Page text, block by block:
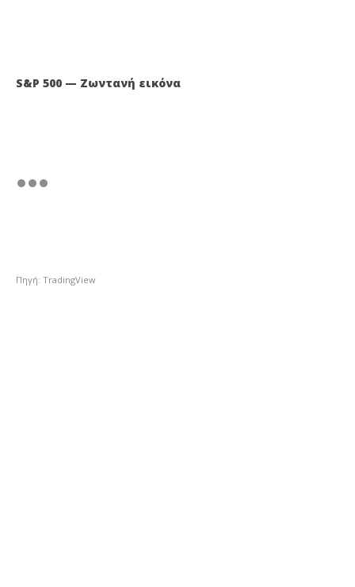
S&P 500 — Ζωντανή εικόνα
Πηγή: TradingView